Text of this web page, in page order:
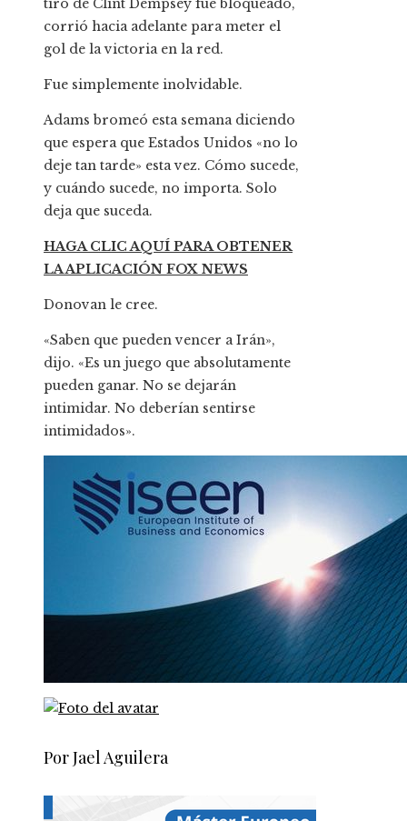
tiro de Clint Dempsey fue bloqueado,
corrió hacia adelante para meter el
gol de la victoria en la red.
Fue simplemente inolvidable.
Adams bromeó esta semana diciendo
que espera que Estados Unidos «no lo
deje tan tarde» esta vez. Cómo sucede,
y cuándo sucede, no importa. Solo
deja que suceda.
HAGA CLIC AQUÍ PARA OBTENER
LA APLICACIÓN FOX NEWS
Donovan le cree.
«Saben que pueden vencer a Irán»,
dijo. «Es un juego que absolutamente
pueden ganar. No se dejarán
intimidar. No deberían sentirse
intimidados».
Por Jael Aguilera